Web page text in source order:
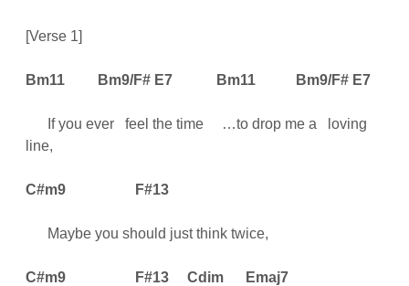
[Verse 1]
Bm11 Bm9/F# E7 Bm11 Bm9/F# E7
If you ever feel the time …to drop me a loving
line,
C#m9 F#13
Maybe you should just think twice,
C#m9 F#13 Cdim Emaj7